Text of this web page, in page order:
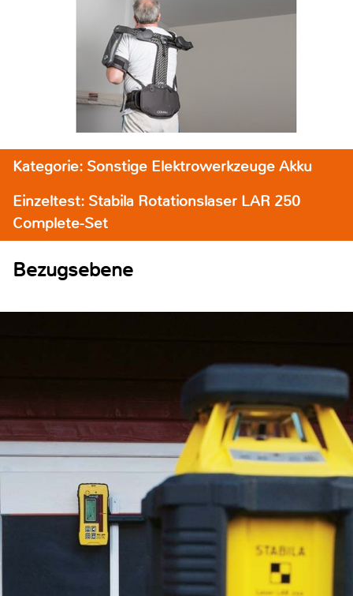
Kategorie: Sonstige Elektrowerkzeuge Akku
Einzeltest: Stabila Rotationslaser LAR 250
Complete-Set
Bezugsebene